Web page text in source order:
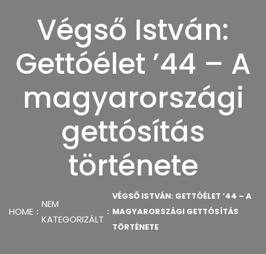
Végső István:
Gettóélet ’44 – A
magyarországi
gettósítás
története
HOME
NEM
KATEGORIZÁLT
VÉGSŐ ISTVÁN: GETTÓÉLET ’44 – A
MAGYARORSZÁGI GETTÓSÍTÁS
TÖRTÉNETE